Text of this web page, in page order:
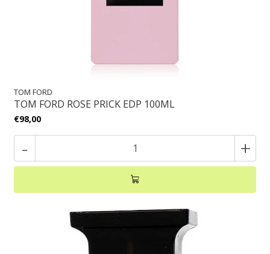
TOM FORD
TOM FORD ROSE PRICK EDP 100ML
€98,00
- +